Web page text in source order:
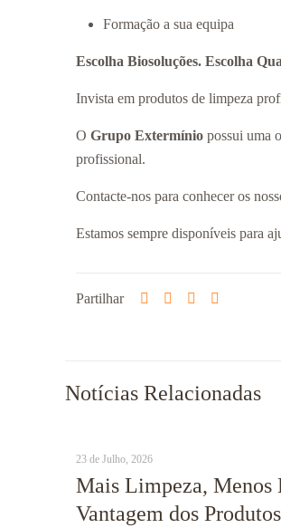
Formação a sua equipa
Escolha Biosoluções. Escolha
Invista em produtos de limpeza
O Grupo Extermínio possui uma
profissional.
Contacte-nos para conhecer os
Estamos sempre disponíveis para
Partilhar
Notícias Relacionadas
23 de Julho, 2026
Mais Limpeza, Menos
Vantagem dos